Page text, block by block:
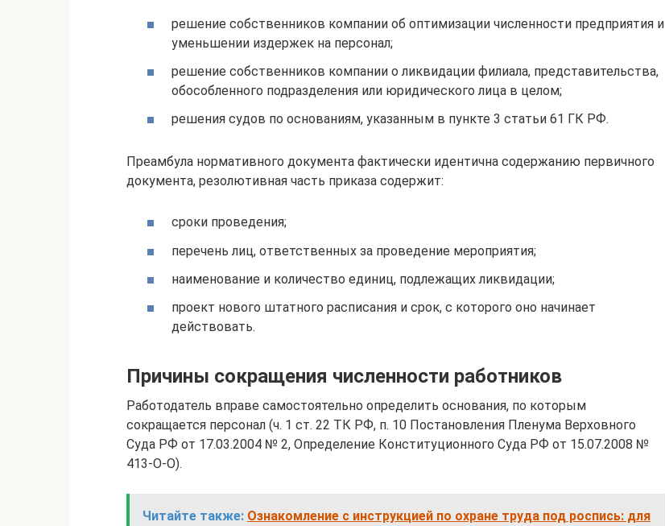
решение собственников компании об оптимизации численности предприятия и
уменьшении издержек на персонал;
решение собственников компании о ликвидации филиала, представительства,
обособленного подразделения или юридического лица в целом;
решения судов по основаниям, указанным в пункте 3 статьи 61 ГК РФ.
Преамбула нормативного документа фактически идентична содержанию первичного
документа, резолютивная часть приказа содержит:
сроки проведения;
перечень лиц, ответственных за проведение мероприятия;
наименование и количество единиц, подлежащих ликвидации;
проект нового штатного расписания и срок, с которого оно начинает
действовать.
Причины сокращения численности работников
Работодатель вправе самостоятельно определить основания, по которым
сокращается персонал (ч. 1 ст. 22 ТК РФ, п. 10 Постановления Пленума Верховного
Суда РФ от 17.03.2004 № 2, Определение Конституционного Суда РФ от 15.07.2008 №
413-О-О).
Читайте также: Ознакомление с инструкцией по охране труда под роспись: для